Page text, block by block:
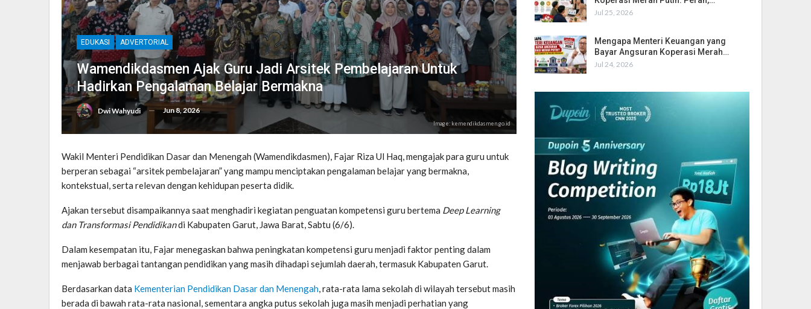
EDUKASI ADVERTORIAL
Wamendikdasmen Ajak Guru Jadi Arsitek Pembelajaran Untuk
Hadirkan Pengalaman Belajar Bermakna
Dwi Wahyudi Jun 8, 2026
Image: kemendikdasmen.go.id
Wakil Menteri Pendidikan Dasar dan Menengah (Wamendikdasmen), Fajar Riza Ul Haq, mengajak para guru untuk
berperan sebagai “arsitek pembelajaran” yang mampu menciptakan pengalaman belajar yang bermakna,
kontekstual, serta relevan dengan kehidupan peserta didik.
Ajakan tersebut disampaikannya saat menghadiri kegiatan penguatan kompetensi guru bertema Deep Learning
dan Transformasi Pendidikandi Kabupaten Garut, Jawa Barat, Sabtu (6/6).
Dalam kesempatan itu, Fajar menegaskan bahwa peningkatan kompetensi guru menjadi faktor penting dalam
menjawab berbagai tantangan pendidikan yang masih dihadapi sejumlah daerah, termasuk Kabupaten Garut.
Berdasarkan data Kementerian Pendidikan Dasar dan Menengah, rata-rata lama sekolah di wilayah tersebut masih
berada di bawah rata-rata nasional, sementara angka putus sekolah juga masih menjadi perhatian yang
Jul 25, 2026
Mengapa Menteri Keuangan yang
Bayar Angsuran Koperasi Merah…
Jul 24, 2026